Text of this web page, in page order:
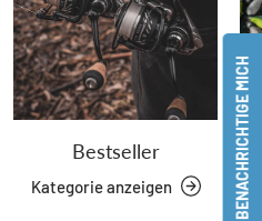
Bestseller
Kategorie anzeigen BENACHRICHTIGE MICH